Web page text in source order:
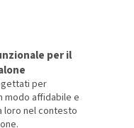
per il
per
modo affidabile e
loro nel contesto